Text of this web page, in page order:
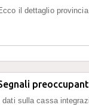
il dettaglio
I dati sulla cassa